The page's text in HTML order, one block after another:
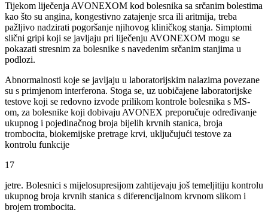
Tijekom liječenja AVONEXOM kod bolesnika sa srčanim bolestima
kao što su angina, kongestivno zatajenje srca ili aritmija, treba
pažljivo nadzirati pogoršanje njihovog kliničkog stanja. Simptomi
slični gripi koji se javljaju pri liječenju AVONEXOM mogu se
pokazati stresnim za bolesnike s navedenim srčanim stanjima u
podlozi.
Abnormalnosti koje se javljaju u laboratorijskim nalazima povezane
su s primjenom interferona. Stoga se, uz uobičajene laboratorijske
testove koji se redovno izvode prilikom kontrole bolesnika s MS-
om, za bolesnike koji dobivaju AVONEX preporučuje određivanje
ukupnog i pojedinačnog broja bijelih krvnih stanica, broja
trombocita, biokemijske pretrage krvi, uključujući testove za
kontrolu funkcije
17
jetre. Bolesnici s mijelosupresijom zahtijevaju još temeljitiju kontrolu
ukupnog broja krvnih stanica s diferencijalnom krvnom slikom i
brojem trombocita.